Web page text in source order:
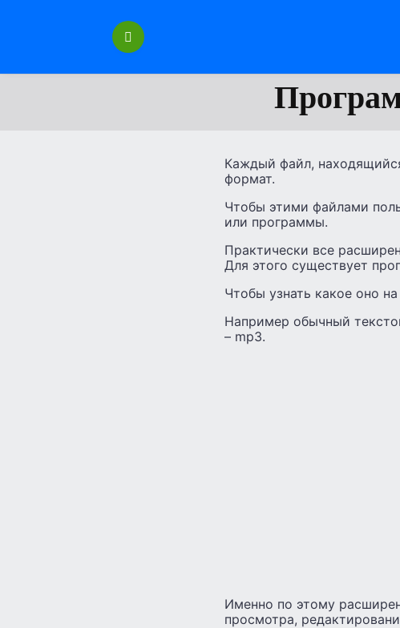
Каждый файл,
формат.
Чтобы этими файлами
или программы.
Практически все
Для этого существует
Чтобы узнать какое оно
Например обычный
– mp3.
Именно по этому
просмотра,